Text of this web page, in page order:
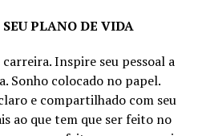
PLANO DE VIDA
Inspire seu pessoal a
Sonho colocado no papel.
e compartilhado com seu
ao que tem que ser feito no